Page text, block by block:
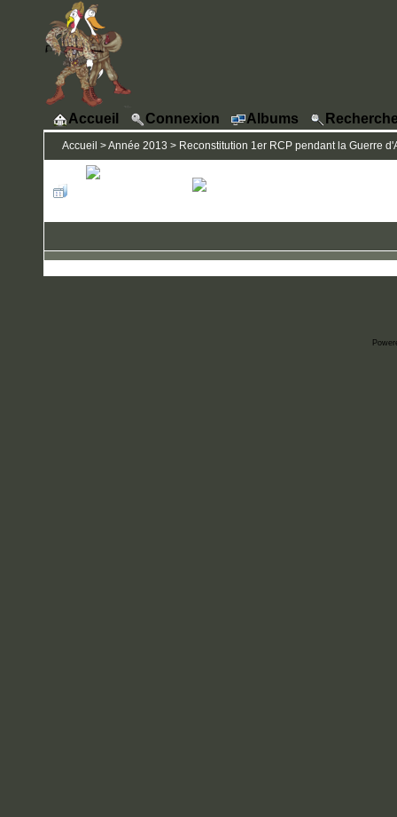
Accueil Connexion Albums
Accueil >Année 2013 > Reconstitution 1er RCP pendant la Guerre